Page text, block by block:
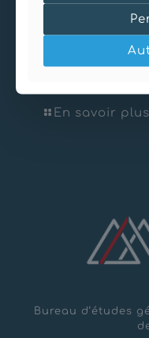
En savoir plus
Bureau d’études